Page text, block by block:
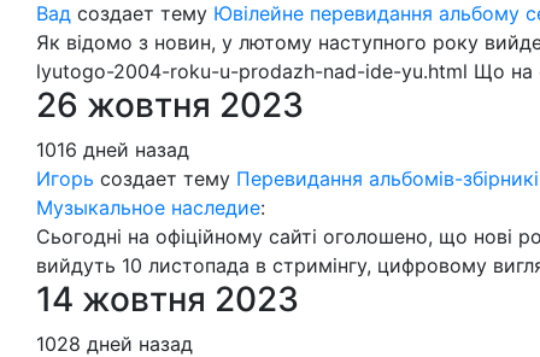
Вад создает тему Ювілейне перевидання альбому
Як відомо з новин, у лютому наступного року
lyutogo-2004-roku-u-prodazh-nad-ide-yu.html Що на
26 жовтня 2023
1016 дней назад
Игорь создает тему Перевидання альбомів-
Музыкальное наследие:
Сьогодні на офіційному сайті оголошено, що нові
вийдуть 10 листопада в стримінгу, цифровому
14 жовтня 2023
1028 дней назад